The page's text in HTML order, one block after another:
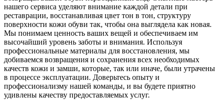
нашего сервиса уделяют внимание каждой детали при
реставрации, восстанавливая цвет тон в тон, структуру
поверхности кожи обуви так, чтобы она выглядела как новая.
Мы понимаем ценность ваших вещей и обеспечиваем им
высочайший уровень заботы и внимания. Используя
профессиональные материалы для восстановления, мы
добиваемся возвращения и сохранения всех необходимых
качеств кожи и замши, которые, так или иначе, были утрачены
в процессе эксплуатации. Доверьтесь опыту и
профессионализму нашей команды, и вы будете приятно
удивлены качеству предоставляемых услуг.